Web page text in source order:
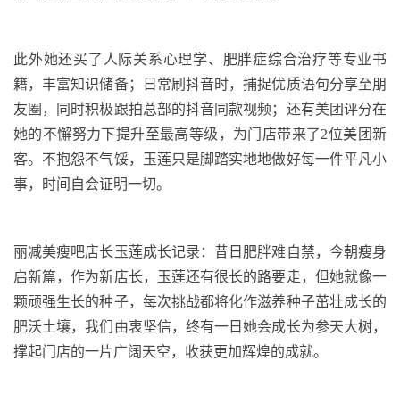
此外她还买了人际关系心理学、肥胖症综合治疗等专业书
籍，丰富知识储备；日常刷抖音时，捕捉优质语句分享至朋
友圈，同时积极跟拍总部的抖音同款视频；还有美团评分在
她的不懈努力下提升至最高等级，为门店带来了2位美团新
客。不抱怨不气馁，玉莲只是脚踏实地地做好每一件平凡小
事，时间自会证明一切。
丽减美瘦吧店长玉莲成长记录：昔日肥胖难自禁，今朝瘦身
启新篇，作为新店长，玉莲还有很长的路要走，但她就像一
颗顽强生长的种子，每次挑战都将化作滋养种子茁壮成长的
肥沃土壤，我们由衷坚信，终有一日她会成长为参天大树，
撑起门店的一片广阔天空，收获更加辉煌的成就。